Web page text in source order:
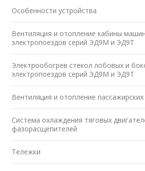
Особенности устройства
Вентиляция и отопление кабины
электропоездов серий ЭД9М и ЭД9Т
Электрообогрев стекол лобовых и
электропоездов серий ЭД9М и ЭД9Т
Вентиляция и отопление
Система охлаждения тяговых
фазорасщепителей
Тележки